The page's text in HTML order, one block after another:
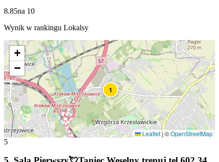
8.85na 10
Wynik w rankingu Lokalsy
1
+
−
Leaflet |©OpenStreetMap
5